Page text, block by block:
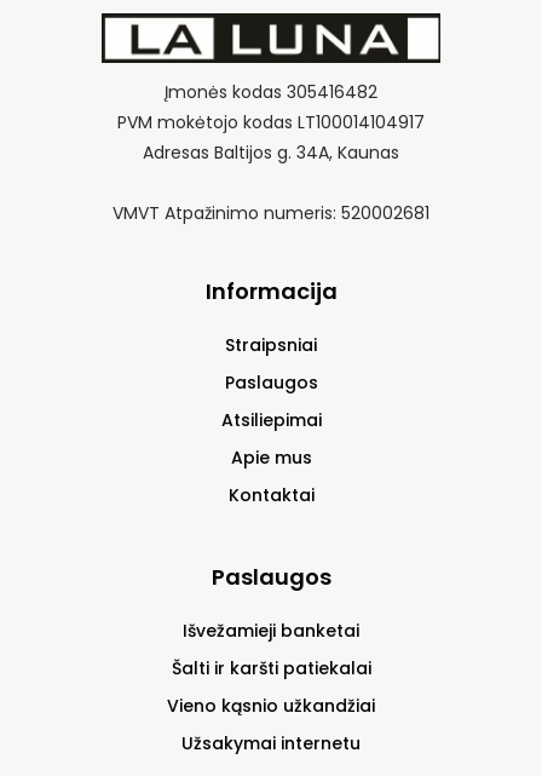
Įmonės kodas 305416482
PVM mokėtojo kodas LT100014104917
Adresas Baltijos g. 34A, Kaunas
VMVT Atpažinimo numeris: 520002681
Informacija
Straipsniai
Paslaugos
Atsiliepimai
Apie mus
Kontaktai
Paslaugos
Išvežamieji banketai
Šalti ir karšti patiekalai
Vieno kąsnio užkandžiai
Užsakymai internetu